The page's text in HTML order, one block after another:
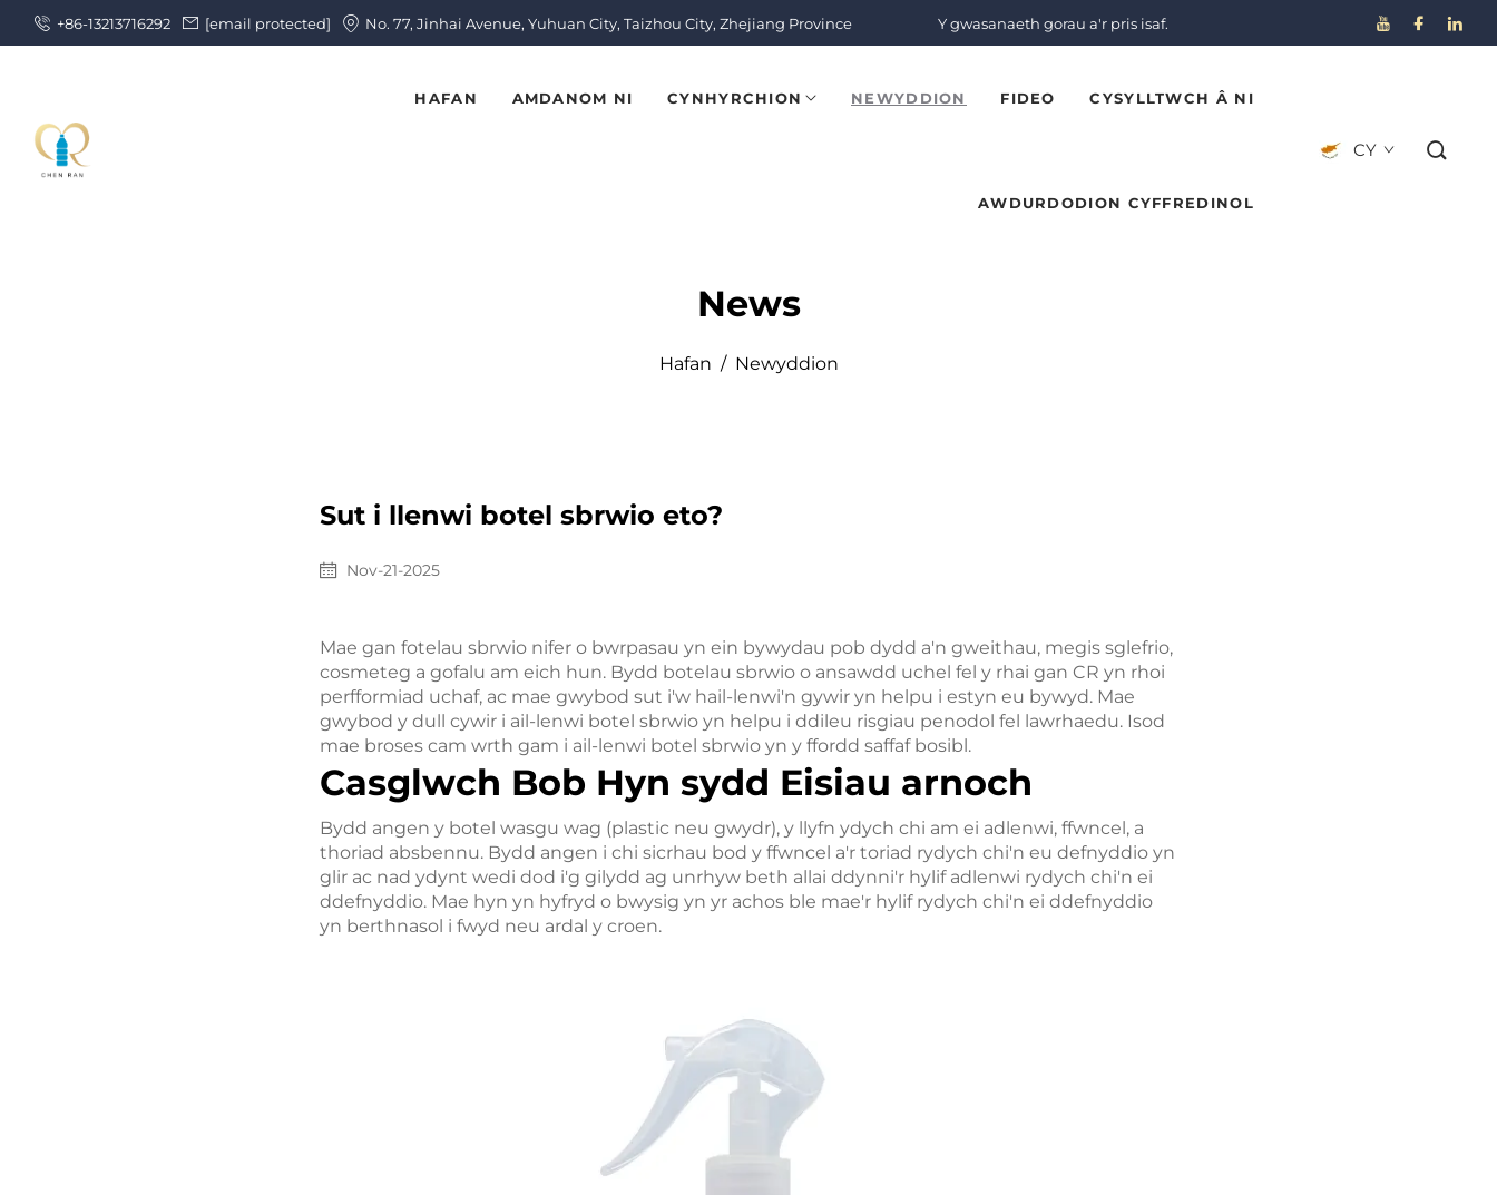
+86-13213716292 [email protected] No. 77, Jinhai Avenue, Yuhuan City, Taizhou City, Zhejiang Province Y gwasanaeth gorau a'r pris isaf.
HAFAN AMDANOM NI CYNHYRCHION NEWYDDION FIDEO CYSYLLTWCH Â NI
AWDURDODION CYFFREDINOL
CY
Hafan / Newyddion
News
Sut i llenwi botel sbrwio eto?
Nov-21-2025
Mae gan fotelau sbrwio nifer o bwrpasau yn ein bywydau pob dydd a'n gweithau, megis sglefrio,
cosmeteg a gofalu am eich hun. Bydd botelau sbrwio o ansawdd uchel fel y rhai gan CR yn rhoi
perfformiad uchaf, ac mae gwybod sut i'w hail-lenwi'n gywir yn helpu i estyn eu bywyd. Mae
gwybod y dull cywir i ail-lenwi botel sbrwio yn helpu i ddileu risgiau penodol fel lawrhaedu. Isod
mae broses cam wrth gam i ail-lenwi botel sbrwio yn y ffordd saffaf bosibl.
Casglwch Bob Hyn sydd Eisiau arnoch
Bydd angen y botel wasgu wag (plastic neu gwydr), y llyfn ydych chi am ei adlenwi, ffwncel, a
thoriad absbennu. Bydd angen i chi sicrhau bod y ffwncel a'r toriad rydych chi'n eu defnyddio yn
glir ac nad ydynt wedi dod i'g gilydd ag unrhyw beth allai ddynni'r hylif adlenwi rydych chi'n ei
ddefnyddio. Mae hyn yn hyfryd o bwysig yn yr achos ble mae'r hylif rydych chi'n ei ddefnyddio
yn berthnasol i fwyd neu ardal y croen.